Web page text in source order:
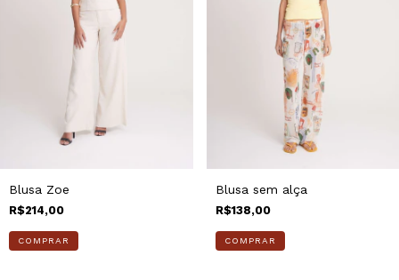
Blusa Zoe
R$214,00
COMPRAR
Blusa sem alça
R$138,00
COMPRAR